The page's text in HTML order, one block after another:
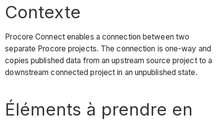
Contexte
Procore Connect enables a connection between two
separate Procore projects. The connection is one-way and
copies published data from an upstream source project to a
downstream connected project in an unpublished state.
Éléments à prendre en